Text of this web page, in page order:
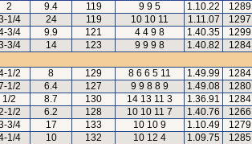
2 9.4 119 9 9 5 1.10.22 1289
1/4 24 119 10 10 11 1.11.07 1297
3/4 9.9 121 4 4 9 8 1.40.35 1299
3/4 14 123 9 9 9 8 1.40.82 1284
1/2 8 129 8 6 6 5 11 1.49.99 1284
1/2 6.4 127 9 9 8 8 9 1.49.08 1280
1/2 8.7 130 14 13 11 3 1.36.91 1284
1/2 6.2 128 10 10 11 7 1.40.76 1266
3/4 17 133 10 10 9 1.10.49 1279
1/4 10 132 10 12 4 1.09.75 1285